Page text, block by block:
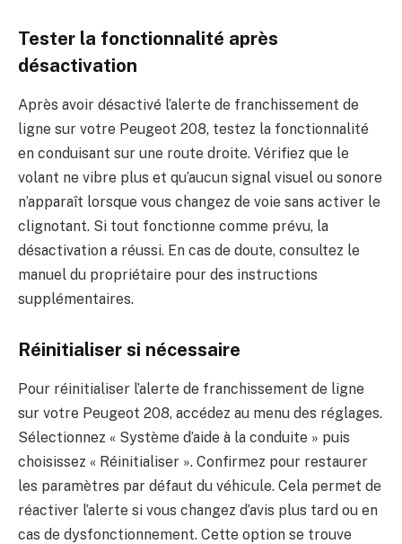
Tester la fonctionnalité après
désactivation
Après avoir désactivé l’alerte de franchissement de
ligne sur votre Peugeot 208, testez la fonctionnalité
en conduisant sur une route droite. Vérifiez que le
volant ne vibre plus et qu’aucun signal visuel ou sonore
n’apparaît lorsque vous changez de voie sans activer le
clignotant. Si tout fonctionne comme prévu, la
désactivation a réussi. En cas de doute, consultez le
manuel du propriétaire pour des instructions
supplémentaires.
Réinitialiser si nécessaire
Pour réinitialiser l’alerte de franchissement de ligne
sur votre Peugeot 208, accédez au menu des réglages.
Sélectionnez « Système d’aide à la conduite » puis
choisissez « Réinitialiser ». Confirmez pour restaurer
les paramètres par défaut du véhicule. Cela permet de
réactiver l’alerte si vous changez d’avis plus tard ou en
cas de dysfonctionnement. Cette option se trouve